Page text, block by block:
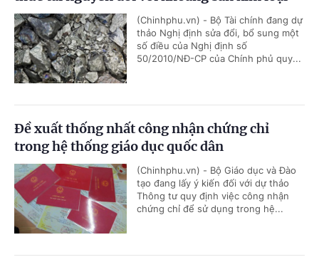
(Chinhphu.vn) - Bộ Tài chính đang dự
thảo Nghị định sửa đổi, bổ sung một
số điều của Nghị định số
50/2010/NĐ-CP của Chính phủ quy...
Đề xuất thống nhất công nhận chứng chỉ
trong hệ thống giáo dục quốc dân
(Chinhphu.vn) - Bộ Giáo dục và Đào
tạo đang lấy ý kiến đối với dự thảo
Thông tư quy định việc công nhận
chứng chỉ để sử dụng trong hệ...